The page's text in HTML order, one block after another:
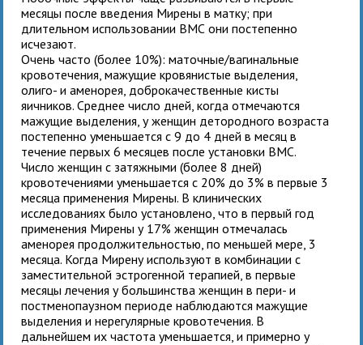
месяцы после введения Мирены в матку; при
длительном использовании ВМС они постепенно
исчезают.
Очень часто (более 10%): маточные/вагинальные
кровотечения, мажущие кровянистые выделения,
олиго- и аменорея, доброкачественные кисты
яичников. Среднее число дней, когда отмечаются
мажущие выделения, у женщин детородного возраста
постепенно уменьшается с 9 до 4 дней в месяц в
течение первых 6 месяцев после установки ВМС.
Число женщин с затяжными (более 8 дней)
кровотечениями уменьшается с 20% до 3% в первые 3
месяца применения Мирены. В клинических
исследованиях было установлено, что в первый год
применения Мирены у 17% женщин отмечалась
аменорея продолжительностью, по меньшей мере, 3
месяца. Когда Мирену используют в комбинации с
заместительной эстрогенной терапией, в первые
месяцы лечения у большинства женщин в пери- и
постменопаузном периоде наблюдаются мажущие
выделения и нерегулярные кровотечения. В
дальнейшем их частота уменьшается, и примерно у